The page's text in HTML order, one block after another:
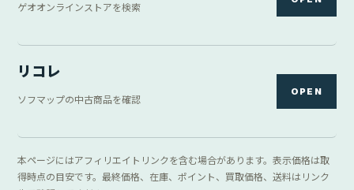
ゲオオンラインストアを検索
リコレ
ソフマップの中古商品を確認
OPEN
本ページにはアフィリエイトリンクを含む場合があります。表示価格は取
得時点の目安です。最終価格、在庫、ポイント、買取価格、送料はリンク